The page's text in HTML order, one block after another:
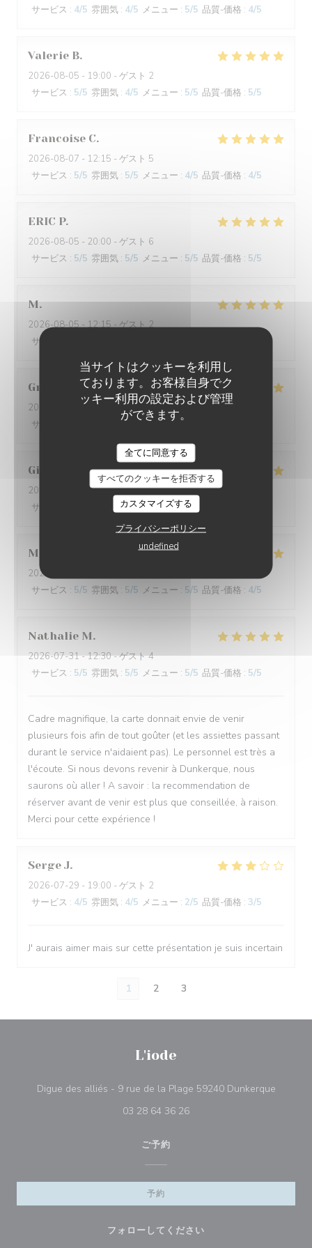
当サイトはクッキーを利用し
ております。お客様自身でク
ッキー利用の設定および管理
ができます。
全てに同意する
すべてのクッキーを拒否する
カスタマイズする
プライバシーポリシー
undefined
サービス : 4/5 雰囲気 : 4/5 メニュー : 5/5 品質-価格 : 4/5
Valerie B
2026-08-05 - 19:00 - ゲスト 2
サービス : 5/5 雰囲気 : 4/5 メニュー : 5/5 品質-価格 : 5/5
Francoise C
2026-08-07 - 12:15 - ゲスト 5
サービス : 5/5 雰囲気 : 5/5 メニュー : 4/5 品質-価格 : 4/5
ERIC P
2026-08-05 - 20:00 - ゲスト 6
サービス : 5/5 雰囲気 : 5/5 メニュー : 5/5 品質-価格 : 5/5
M
2026-08-05- 12:15 - ゲスト 2
サービス
Graziella L
2026-08-01
- 20:30 - ゲスト 2
サービス
: 4 メニュー :
Gilles
2026-07-29
- 19:45 - ゲスト 2
サービス
雰囲気 :5/5 メニュー: 5/5
Marie
2026-07-31
サービス : 5/5 雰囲気 : 5/5 メニュー : 5/5 品質-価格 : 4/5
Nathalie M
2026-07-31- 12:30 - ゲスト 4
サービス : 5/5 雰囲気 : 5/5 メニュー : 5/5 品質-価格 : 5/5
Cadre magnifique, la carte donnait envie de venir
plusieurs fois afin de tout goûter (et les assiettes passant
durant le service n'aidaient pas). Le personnel est très a
l'écoute. Si nous devons revenir à Dunkerque, nous
saurons où aller ! A savoir : la recommendation de
réserver avant de venir est plus que conseillée, à raison.
Merci pour cette expérience !
Serge J
2026-07-29 - 19:00 - ゲスト 2
サービス : 4/5 雰囲気 : 4/5 メニュー : 2/5 品質-価格 : 3/5
J' aurais aimer mais sur cette présentation je suis incertain
1 2 3
L'iode
Digue des alliés - 9 rue de la Plage 59240 Dunkerque((新し
03 28 64 36 26
ご予約
予約
フォローしてください
L'IODE